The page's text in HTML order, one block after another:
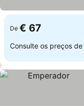
De € 67
Consulte os preços de